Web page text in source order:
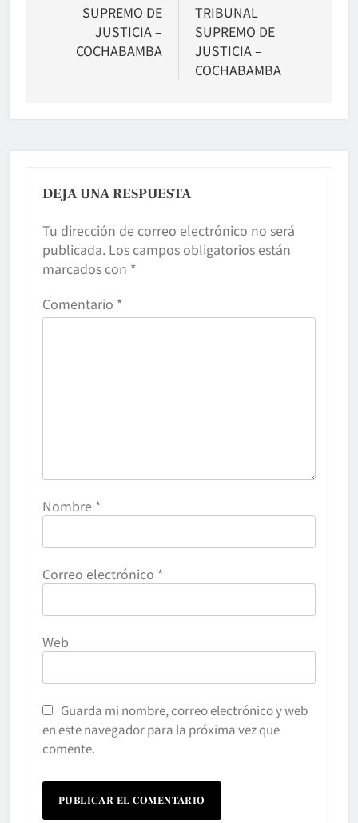
SUPREMO DE
JUSTICIA –
COCHABAMBA
TRIBUNAL
SUPREMO DE
JUSTICIA –
COCHABAMBA
DEJA UNA RESPUESTA
Tu dirección de correo electrónico no será
publicada. Los campos obligatorios están
marcados con *
Comentario *
Nombre *
Correo electrónico *
Web
Guarda mi nombre, correo electrónico y web
en este navegador para la próxima vez que
comente.